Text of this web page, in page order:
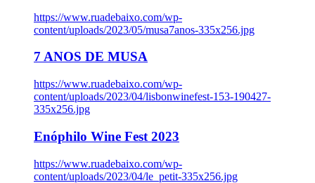
https://www.ruadebaixo.com/wp-
content/uploads/2023/05/musa7anos-335x256.jpg
7 ANOS DE MUSA
https://www.ruadebaixo.com/wp-
content/uploads/2023/04/lisbonwinefest-153-190427-
335x256.jpg
Enóphilo Wine Fest 2023
https://www.ruadebaixo.com/wp-
content/uploads/2023/04/le_petit-335x256.jpg